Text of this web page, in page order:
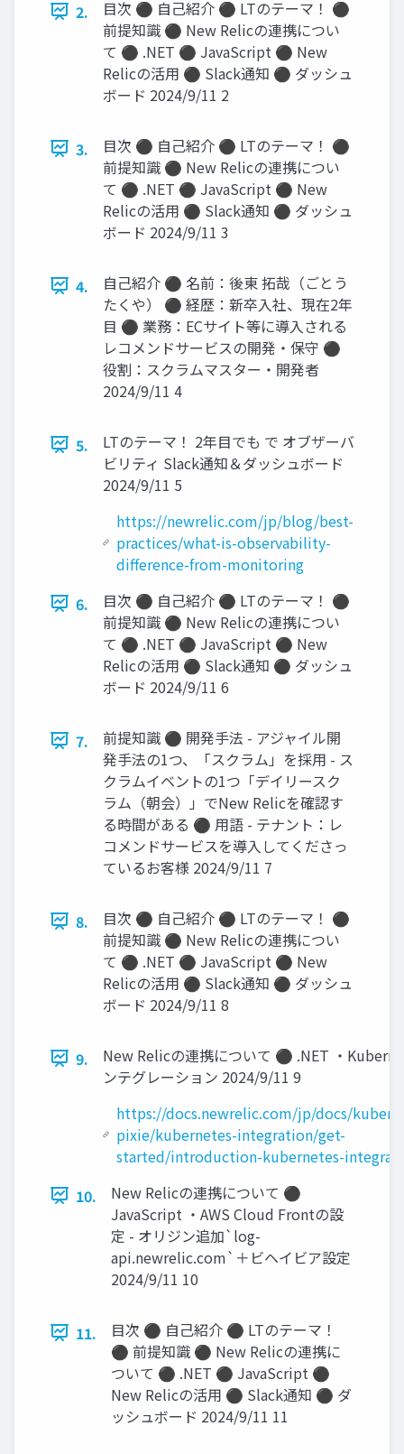
2.
目次 ⚫ 自己紹介 ⚫ LTのテーマ！ ⚫
前提知識 ⚫ New Relicの連携につい
て ⚫ .NET ⚫ JavaScript ⚫ New
Relicの活用 ⚫ Slack通知 ⚫ ダッシュ
ボード 2024/9/11 2
3.
目次 ⚫ 自己紹介 ⚫ LTのテーマ！ ⚫
前提知識 ⚫ New Relicの連携につい
て ⚫ .NET ⚫ JavaScript ⚫ New
Relicの活用 ⚫ Slack通知 ⚫ ダッシュ
ボード 2024/9/11 3
4.
自己紹介 ⚫ 名前：後東 拓哉（ごとう
たくや） ⚫ 経歴：新卒入社、現在2年
目 ⚫ 業務：ECサイト等に導入される
レコメンドサービスの開発・保守 ⚫
役割：スクラムマスター・開発者
2024/9/11 4
5.
LTのテーマ！ 2年目でも で オブザーバ
ビリティ Slack通知＆ダッシュボード
2024/9/11 5
https://newrelic.com/jp/blog/best-
practices/what-is-observability-
difference-from-monitoring
6.
目次 ⚫ 自己紹介 ⚫ LTのテーマ！ ⚫
前提知識 ⚫ New Relicの連携につい
て ⚫ .NET ⚫ JavaScript ⚫ New
Relicの活用 ⚫ Slack通知 ⚫ ダッシュ
ボード 2024/9/11 6
7.
前提知識 ⚫ 開発手法 - アジャイル開
発手法の1つ、「スクラム」を採用 - ス
クラムイベントの1つ「デイリースク
ラム（朝会）」でNew Relicを確認す
る時間がある ⚫ 用語 - テナント：レ
コメンドサービスを導入してくださっ
ているお客様 2024/9/11 7
8.
目次 ⚫ 自己紹介 ⚫ LTのテーマ！ ⚫
前提知識 ⚫ New Relicの連携につい
て ⚫ .NET ⚫ JavaScript ⚫ New
Relicの活用 ⚫ Slack通知 ⚫ ダッシュ
ボード 2024/9/11 8
9.
New Relicの連携について ⚫ .NET ・
ンテグレーション 2024/9/11 9
https://docs.newrelic.com/jp/docs/
pixie/kubernetes-integration/get-
started/introduction-kubernetes-
10.
New Relicの連携について ⚫
JavaScript ・AWS Cloud Frontの設
定 - オリジン追加`log-
api.newrelic.com`＋ビヘイビア設定
2024/9/11 10
11.
目次 ⚫ 自己紹介 ⚫ LTのテーマ！
⚫ 前提知識 ⚫ New Relicの連携に
ついて ⚫ .NET ⚫ JavaScript ⚫
New Relicの活用 ⚫ Slack通知 ⚫ ダ
ッシュボード 2024/9/11 11